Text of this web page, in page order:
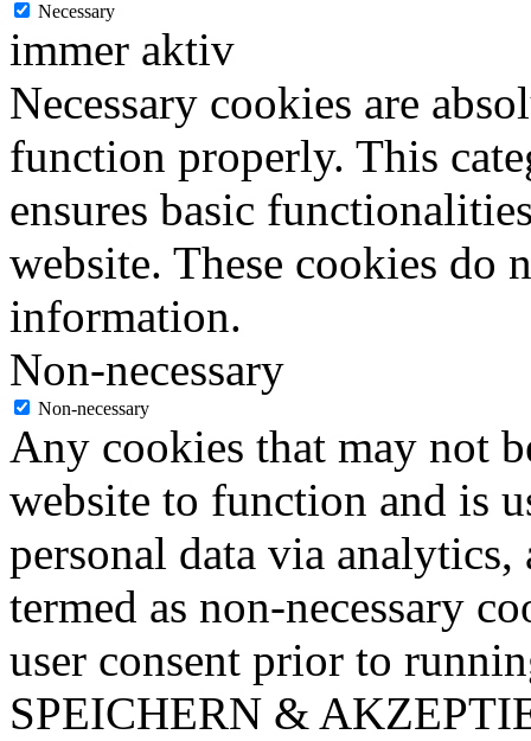
Necessary
immer aktiv
Necessary cookies are
function properly. This
ensures basic
website. These cookies do
information.
Non-necessary
Non-necessary
Any cookies that may not
website to function and is
personal data via analytics,
termed as non-necessary
user consent prior to
SPEICHERN &